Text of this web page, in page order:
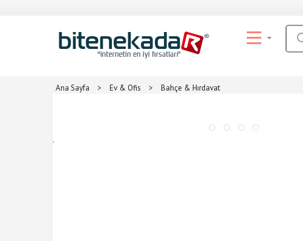
Ana Sayfa > Ev & Ofis > Bahçe & Hırdavat
.